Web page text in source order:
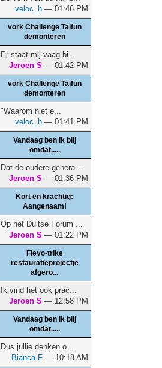
veloc_h — 01:46 PM
vork Challenge Taifun
demonteren
Er staat mij vaag bi...
Jeroen S — 01:42 PM
vork Challenge Taifun
demonteren
"Waarom niet e...
veloc_h — 01:41 PM
Vandaag ben ik blij
omdat.....
Dat de oudere genera...
Jeroen S — 01:36 PM
Kort en krachtig:
Aangenaam!
Op het Duitse Forum ...
Jeroen S — 01:22 PM
Flevo-trike
restauratieprojectje
afgero...
Ik vind het ook prac...
Jeroen S — 12:58 PM
Vandaag ben ik blij
omdat.....
Dus jullie denken o...
Bianca F — 10:18 AM